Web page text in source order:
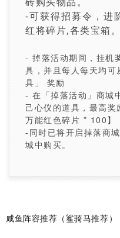
-可获得招募令，进
红将碎片,各类宝箱。
- 掉落活动期间，挂机
具 ，并且每人每天均
具」
奖励
- 在「掉落活动」商城
己心仪的道具，最高
万能红色碎片 * 100】
-同时已将开启掉落商
城中购买。
咸鱼阵容推荐（鲨骑马推荐）